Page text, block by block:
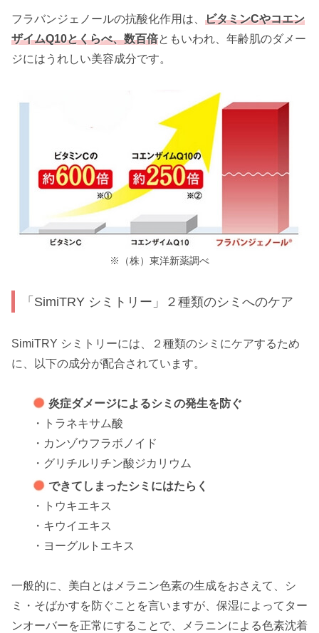
フラバンジェノールの抗酸化作用は、 ビタミンCやコエン
ザイムQ10とくらべ、数百倍ともいわれ、年齢肌のダメー
ジにはうれしい美容成分です。
※（株）東洋新薬調べ
「SimiTRY シミトリー」２種類のシミへのケア
SimiTRY シミトリーには、２種類のシミにケアするため
に、以下の成分が配合されています。
炎症ダメージによるシミの発生を防ぐ
・トラネキサム酸
・カンゾウフラボノイド
・グリチルリチン酸ジカリウム
できてしまったシミにはたらく
・トウキエキス
・キウイエキス
・ヨーグルトエキス
一般的に、美白とはメラニン色素の生成をおさえて、シ
ミ・そばかすを防ぐことを言いますが、保湿によってター
ンオーバーを正常にすることで、メラニンによる色素沈着